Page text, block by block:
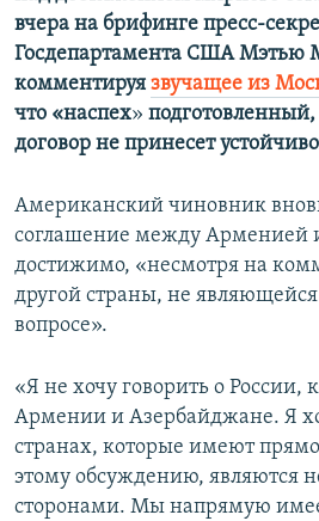
вчера на брифинге пресс-
Госдепартамента США Мэтью
комментируя звучащее из
что «наспех»
договор не принесет
Американский чиновник
соглашение между Арменией
достижимо, «несмотря на
другой страны, не
вопросе».
«Я не хочу говорить о России,
Армении и Азербайджане. Я
странах, которые имеют
этому обсуждению, являются
сторонами. Мы напрямую